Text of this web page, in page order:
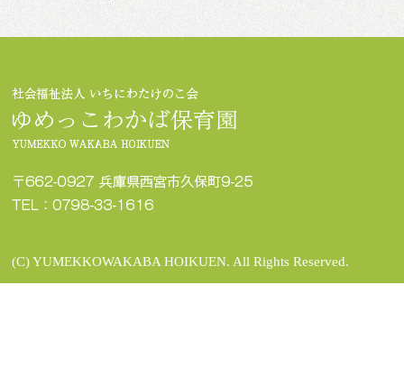
(C) YUMEKKOWAKABA HOIKUEN. All Rights Reserved.